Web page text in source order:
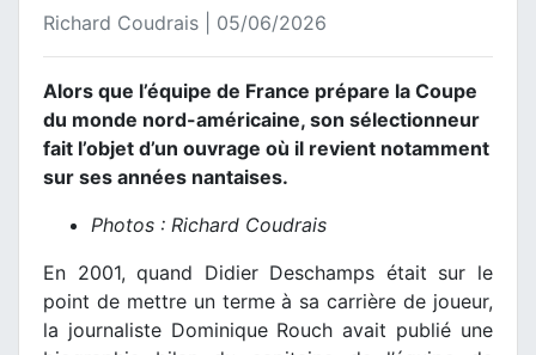
Richard Coudrais | 05/06/2026
Alors que l’équipe de France prépare la Coupe
du monde nord-américaine, son sélectionneur
fait l’objet d’un ouvrage où il revient notamment
sur ses années nantaises.
Photos : Richard Coudrais
En 2001, quand Didier Deschamps était sur le
point de mettre un terme à sa carrière de joueur,
la journaliste Dominique Rouch avait publié une